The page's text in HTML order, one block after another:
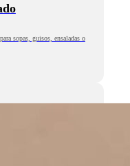
sopas, guisos, ensaladas o